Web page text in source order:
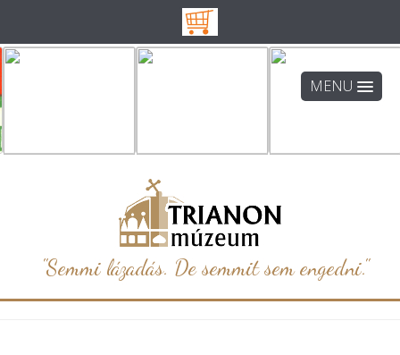
MENU
"Semmi lázadás. De semmit sem engedni."